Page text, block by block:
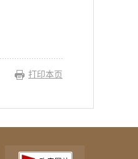
打印本页